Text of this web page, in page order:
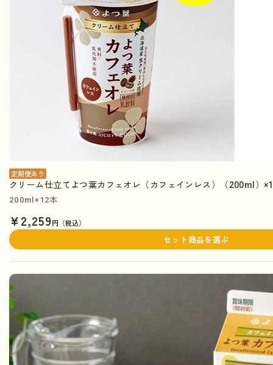
定期便あり
クリーム仕立てよつ葉カフェオレ（カフェインレス）（200ml）
200ml×12本
¥2,259円（税込）
セット商品を選ぶ